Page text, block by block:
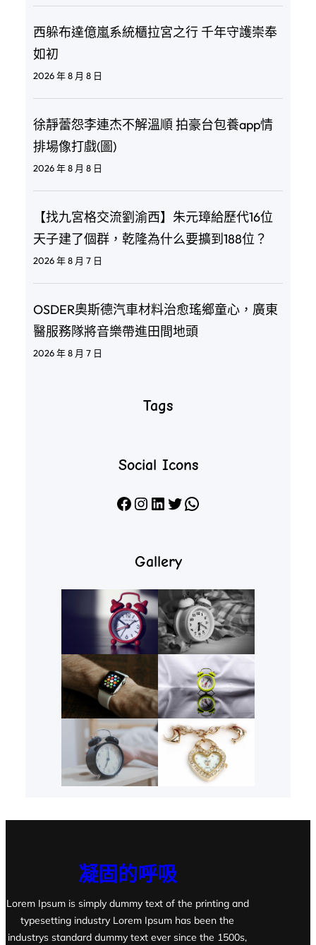
西躲布達億嵐系統櫃拉宮之行 千年守護崇奉
如初
2026 年 8 月 8 日
徐靜蕾怨李連杰不解溫順 拍豪台包養app情
排場像打戲(圖)
2026 年 8 月 8 日
【找九宮格交流劉渝西】朱元璋給歷代16位
天子建了個群，乾隆為什么要擴到188位？
2026 年 8 月 7 日
OSDER奧斯德汽車材料治愈瑤鄉童心，廣東
醫服務隊將音樂帶進田間地頭
2026 年 8 月 7 日
Tags
Social Icons
Facebook Instagram LinkedIn X WhatsApp
Gallery
凝固的呼吸
Lorem Ipsum is simply dummy text of the printing and
typesetting industry Lorem Ipsum has been the
industrys standard dummy text ever since the 1500s,